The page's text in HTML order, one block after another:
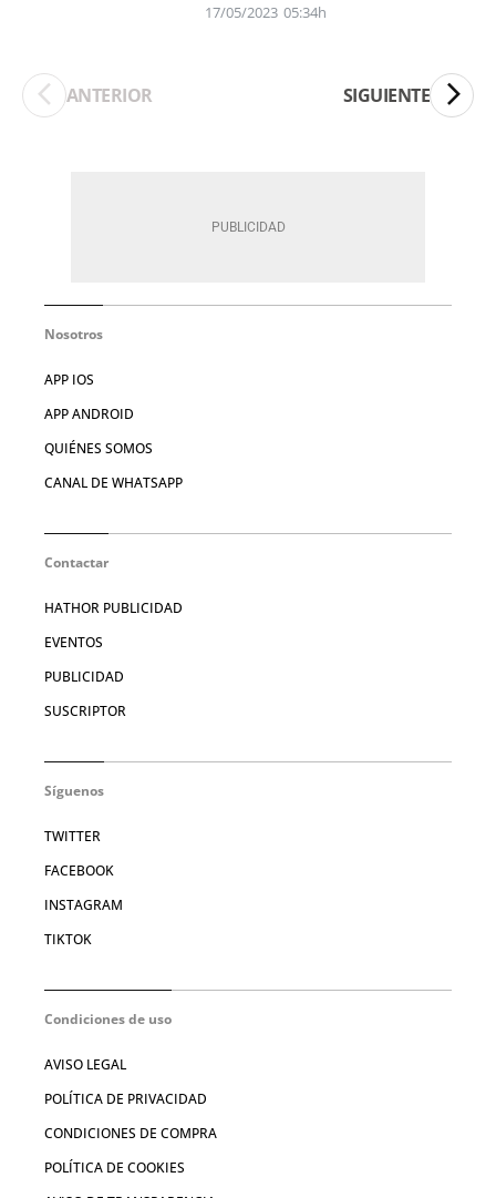
17/05/2023 05:34h
ANTERIOR SIGUIENTE
Nosotros
APP IOS
APP ANDROID
QUIÉNES SOMOS
CANAL DE WHATSAPP
Contactar
HATHOR PUBLICIDAD
EVENTOS
PUBLICIDAD
SUSCRIPTOR
Síguenos
TWITTER
FACEBOOK
INSTAGRAM
TIKTOK
Condiciones de uso
AVISO LEGAL
POLÍTICA DE PRIVACIDAD
CONDICIONES DE COMPRA
POLÍTICA DE COOKIES